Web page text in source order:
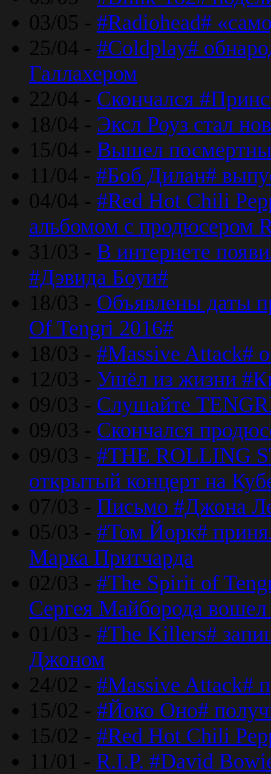
03/05 - #Radiohead#
25/04 - #Coldplay#
Галлахером
22/04 - Скончался
18/04 - Эксл Роуз стал
15/04 - Вышел
11/04 - #Боб Дилан#
04/04 - #Red Hot Chili
альбомом с продюсером
31/03 - В интернете
#Дэвида Боуи#
18/03 - Объявлены даты
Of Tengri 2016#
18/03 - #Massive Attack#
12/03 - Ушёл из жизни
09/03 - Слушайте
09/03 - Скончался
09/03 - #THE ROLLING
открытый концерт на
07/03 - Письмо #Джона
05/03 - #Том Йорк#
Марка Притчарда
02/03 - #The Spirit of
Сергея Майборода
01/03 - #The Killers#
Джоном
24/02 - #Massive Attack#
15/02 - #Йоко Оно#
15/02 - #Red Hot Chili
11/01 - R.I.P. #David